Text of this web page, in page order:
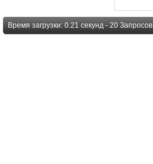
Время загрузки: 0.21 секунд - 20 Запросов